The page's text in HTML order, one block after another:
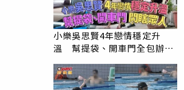
小樂吳思賢4年戀情穩定升
溫 幫提袋、開車門全包辦閃
瞎眾人